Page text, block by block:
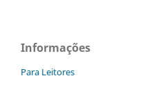
Informações
Para Leitores